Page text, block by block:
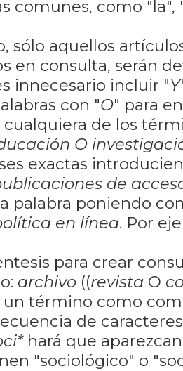
comunes, como "la",
sólo aquellos
en consulta, serán
innecesario incluir "Y
con "O" para
de los
O
exactas
de
palabra poniendo
en línea. Por
para crear
archivo ((revista O
término como
de
hará que
"sociológico" o